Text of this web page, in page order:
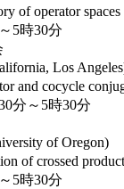
of operator spaces
5時30分
Los
and cocycle
分～5時30分
of Oregon)
of crossed
5時30分